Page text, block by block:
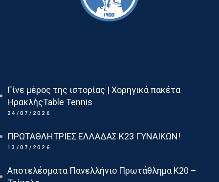
Γίνε μέρος της ιστορίας | Χορηγικά πακέτα
ΗρακλήςTable Tennis
24/07/2026
ΠΡΩΤΑΘΛΗΤΡΙΕΣ ΕΛΛΑΔΑΣ Κ23 ΓΥΝΑΙΚΩΝ!
13/07/2026
Αποτελέσματα Πανελλήνιο Πρωτάθλημα Κ20 –